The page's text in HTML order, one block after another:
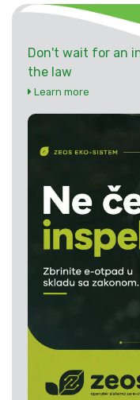
Don't wait for an
the law
Learn more